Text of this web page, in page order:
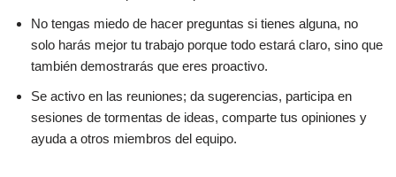
No tengas miedo de hacer preguntas si tienes alguna, no
solo harás mejor tu trabajo porque todo estará claro, sino que
también demostrarás que eres proactivo.
Se activo en las reuniones; da sugerencias, participa en
sesiones de tormentas de ideas, comparte tus opiniones y
ayuda a otros miembros del equipo.